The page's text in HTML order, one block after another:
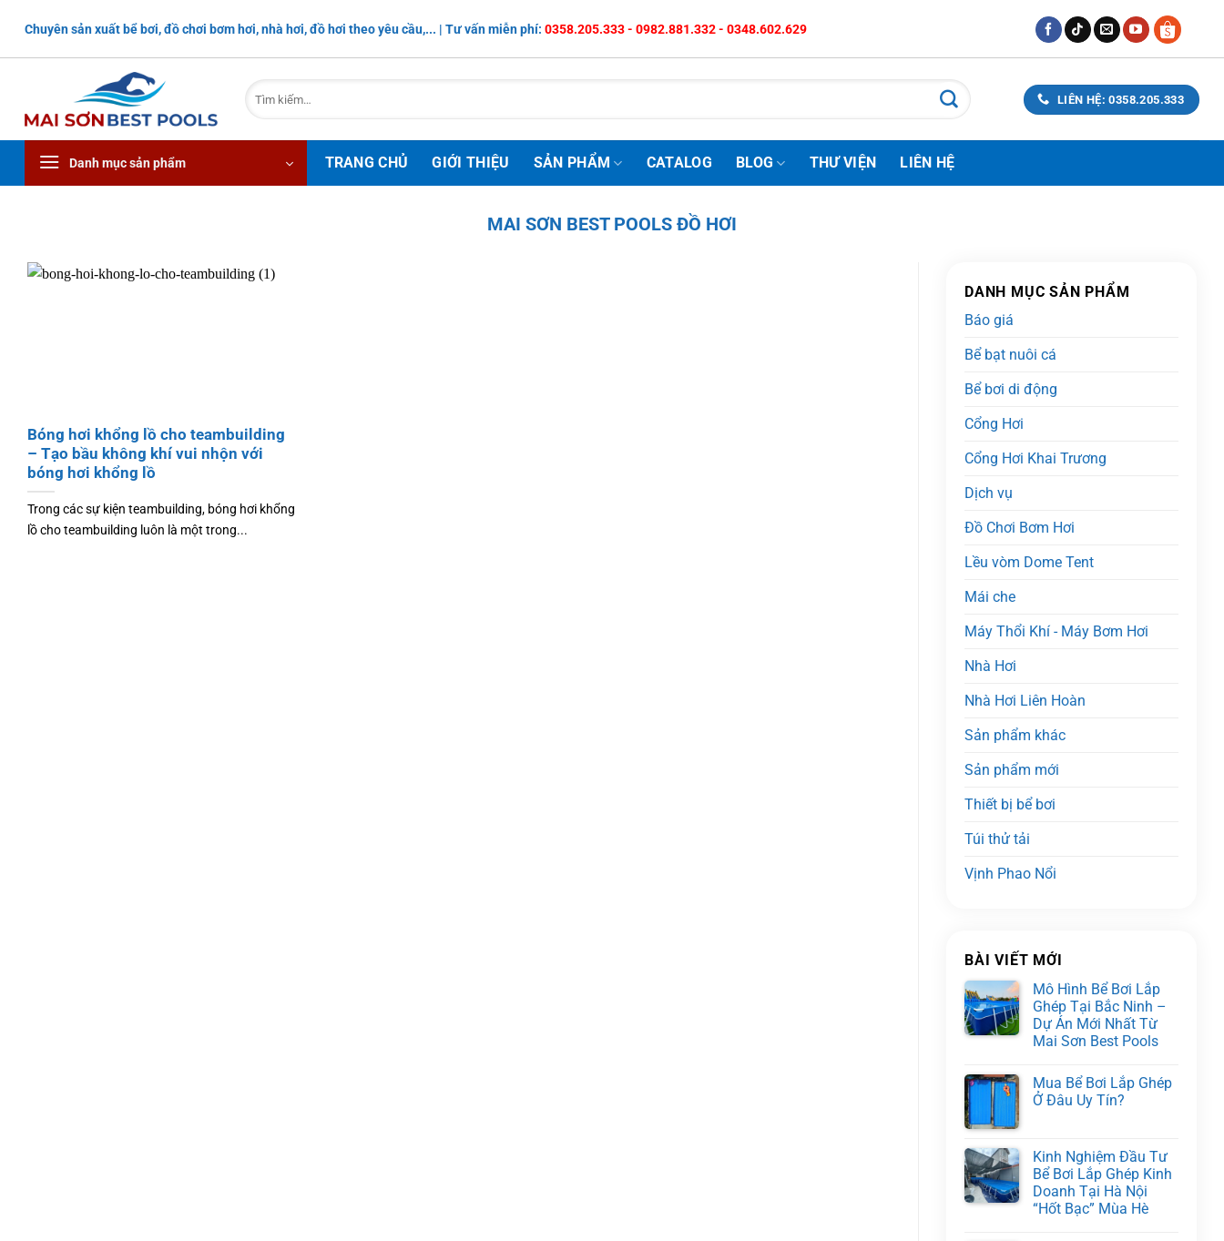
nội
Chuyên sản xuất bể bơi, đồ chơi bơm hơi, nhà hơi, đồ hơi theo yêu cầu,... | Tư vấn miễn phí: 0358.205.333 - 0982.881.332 - 0348.602.629
Tìm
kiếm:
LIÊN HỆ: 0358.205.333
Danh mục sản phẩm TRANG CHỦ GIỚI THIỆU SẢN PHẨM CATALOG BLOG THƯ VIỆN LIÊN HỆ
MAI SƠN BEST POOLS ĐỒ HƠI
Bóng hơi khổng lồ cho teambuilding
– Tạo bầu không khí vui nhộn với
bóng hơi khổng lồ
Trong các sự kiện teambuilding, bóng hơi khổng
lồ cho teambuilding luôn là một trong...
DANH MỤC SẢN PHẨM
Báo giá
Bể bạt nuôi cá
Bể bơi di động
Cổng Hơi
Cổng Hơi Khai Trương
Dịch vụ
Đồ Chơi Bơm Hơi
Lều vòm Dome Tent
Mái che
Máy Thổi Khí - Máy Bơm Hơi
Nhà Hơi
Nhà Hơi Liên Hoàn
Sản phẩm khác
Sản phẩm mới
Thiết bị bể bơi
Túi thử tải
Vịnh Phao Nổi
BÀI VIẾT MỚI
Mô Hình Bể Bơi Lắp
Ghép Tại Bắc Ninh –
Dự Án Mới Nhất Từ
Mai Sơn Best Pools
Mua Bể Bơi Lắp Ghép
Ở Đâu Uy Tín?
Kinh Nghiệm Đầu Tư
Bể Bơi Lắp Ghép Kinh
Doanh Tại Hà Nội
“Hốt Bạc” Mùa Hè